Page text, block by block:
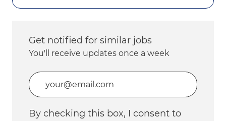
Get notified for similar jobs
You'll receive updates once a week
Enter Email address (Required)
By checking this box, I consent to